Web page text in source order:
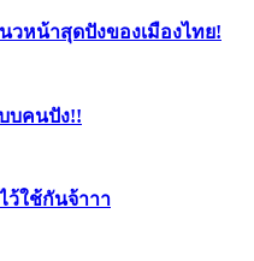
วหน้าสุดปังของเมืองไทย!
บคนปัง!!
ว้ใช้กันจ้าาา